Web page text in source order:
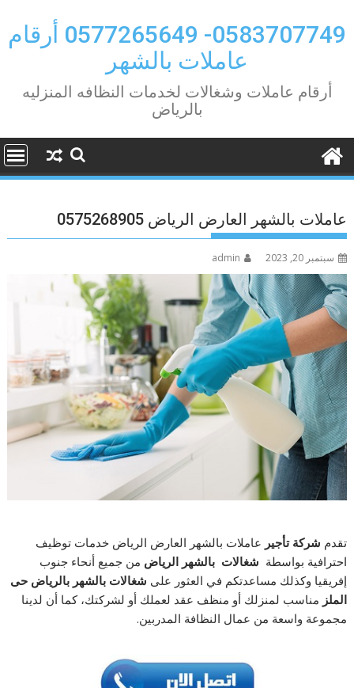
to
content
0583707749- 0577265649 أرقام
عاملات بالشهر
أرقام عاملات وشغالات لخدمات النظافه المنزليه
بالرياض
عاملات بالشهر العارض الرياض 0575268905
سبتمبر 20, 2023 admin
تقدم شركة تأجير عاملات بالشهر العارض الرياض خدمات توظيف
احترافية بواسطة شغالات بالشهر الرياض من جميع أنحاء جنوب
إفريقيا وكذلك مساعدتكم في العثور على شغالات بالشهر بالرياض حى
الملز مناسب لمنزلك أو منظف عقد لعملك أو لشركتك، كما أن لدينا
مجموعة واسعة من عمال النظافة المدربين.